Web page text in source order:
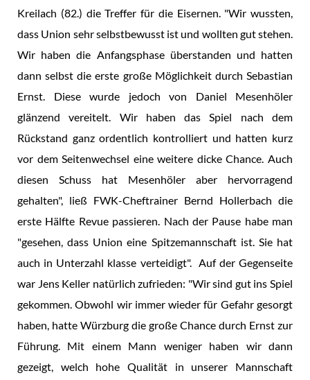
Kreilach (82.) die Treffer für die Eisernen. "Wir wussten,
dass Union sehr selbstbewusst ist und wollten gut stehen.
Wir haben die Anfangsphase überstanden und hatten
dann selbst die erste große Möglichkeit durch Sebastian
Ernst. Diese wurde jedoch von Daniel Mesenhöler
glänzend vereitelt. Wir haben das Spiel nach dem
Rückstand ganz ordentlich kontrolliert und hatten kurz
vor dem Seitenwechsel eine weitere dicke Chance. Auch
diesen Schuss hat Mesenhöler aber hervorragend
gehalten", ließ FWK-Cheftrainer Bernd Hollerbach die
erste Hälfte Revue passieren. Nach der Pause habe man
"gesehen, dass Union eine Spitzemannschaft ist. Sie hat
auch in Unterzahl klasse verteidigt". Auf der Gegenseite
war Jens Keller natürlich zufrieden: "Wir sind gut ins Spiel
gekommen. Obwohl wir immer wieder für Gefahr gesorgt
haben, hatte Würzburg die große Chance durch Ernst zur
Führung. Mit einem Mann weniger haben wir dann
gezeigt, welch hohe Qualität in unserer Mannschaft